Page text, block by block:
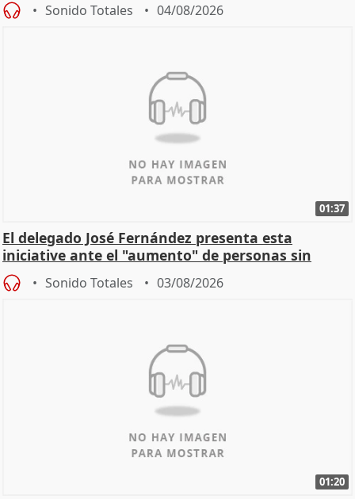
Sonido Totales 04/08/2026
01:37
El delegado José Fernández presenta esta
iniciative ante el "aumento" de personas sin
hogar en Madri
Sonido Totales 03/08/2026
01:20